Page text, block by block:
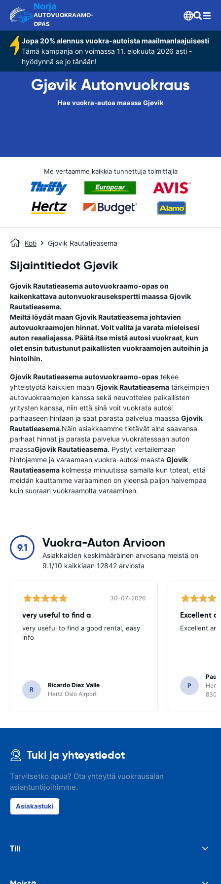
Norja
AUTOVUOKRAAMO-
OPAS
Jopa 20% alennus vuokra-autoista maailmanlaajuisesti
Tämä kampanja on voimassa 11. elokuuta 2026 asti -
hyödynnä se jo tänään!
Gjøvik Autonvuokraus
Hae vuokra-autoa maassa Gjøvik
Me vertaamme kaikkia tunnettuja toimittajia
Koti Gjovik Rautatieasema
Sijaintitiedot Gjøvik
Gjovik Rautatieasemaautovuokraamo-opason
kaikenkattava autonvuokrausekspertti maassaGjovik
Rautatieasema.
Meiltä löydät maan Gjovik Rautatieasemajohtavien
autovuokraamojen hinnat. Voit valita ja varata mieleisesi
auton reaaliajassa. Päätä itse mistä autosi vuokraat, kun
olet ensin tutustunut paikallisten vuokraamojen autoihin ja
hintoihin.
Gjovik Rautatieasemaautovuokraamo-opas tekee
yhteistyötä kaikkien maan Gjovik Rautatieasema tärkeimpien
autovuokraamojen kanssa sekä neuvottelee paikallisten
yritysten kanssa, niin että sinä voit vuokrata autosi
parhaaseen hintaan ja saat parasta palvelua maassa Gjovik
Rautatieasema.Näin asiakkaamme tietävät aina saavansa
parhaat hinnat ja parasta palvelua vuokratessaan auton
maassaGjovik Rautatieasema. Pystyt vertailemaan
hintojamme ja varaamaan vuokra-autosi maasta Gjovik
Rautatieasema kolmessa minuutissa samalla kun toteat, että
meidän kauttamme varaaminen on yleensä paljon halvempaa
kuin suoraan vuokraamolta varaaminen.
9.1 Vuokra-Auton Arvioon
Asiakkaiden keskimääräinen arvosana meistä on
9.1/10 kaikkiaan 12842 arviosta
30-07-2026
very useful to find a
very useful to find a good rental, easy
info
R
Ricardo Diez Valle
Hertz Oslo Airport
Excellent
Excellent
P
Paul
8300
Tuki ja yhteystiedot
Tarvitsetko apua? Ota yhteyttä vuokrausalan
asiantuntijoihimme.
Asiakastuki
Tili